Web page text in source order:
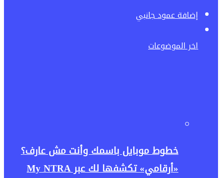
إضافة عمود جانبي
اخر الموضوعات
خطوط موبايل باسمك وأنت مش عارف؟
«أرقامي» تكشفها لك عبر My NTRA